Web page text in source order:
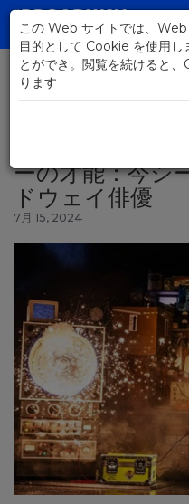
Skip
Main
Content
躍進する新星ス
ーの才能：今シ
ドウェイ俳優
7月 15, 2024
この Web サイトでは、
目的として Cookie を使用し
とができ。閲覧を続けると
ります